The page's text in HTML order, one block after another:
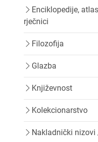
Enciklopedije,
rječnici
Filozofija
Glazba
Književnost
Kolekcionarstvo
Nakladnički nizovi